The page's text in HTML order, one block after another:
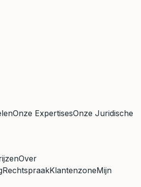
Onze ExpertisesOnze Juridische
Over
RechtspraakKlantenzoneMijn